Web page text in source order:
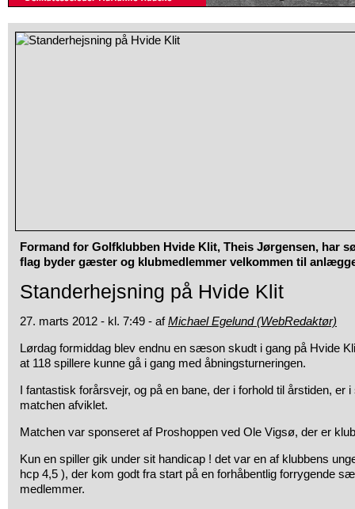
Formand for Golfklubben Hvide Klit, Theis Jørgensen, har
flag byder gæster og klubmedlemmer velkommen til
Standerhejsning på Hvide Klit
27. marts 2012 - kl. 7:49 - afMichael Egelund (WebRedaktør)
Lørdag formiddag blev endnu en sæson skudt i gang på Hvide
at 118 spillere kunne gå i gang med åbningsturneringen.
I fantastisk forårsvejr, og på en bane, der i forhold til årstiden, er
matchen afviklet.
Matchen var sponseret af Proshoppen ved Ole Vigsø, der er
Kun en spiller gik under sit handicap ! det var en af klubbens
hcp 4,5 ), der kom godt fra start på en forhåbentlig forrygende
medlemmer.